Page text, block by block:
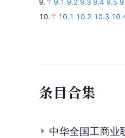
10.
10.1 10.2 10.3
条目合集
中华全国工商业